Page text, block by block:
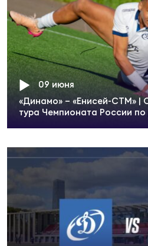
«Динамо» – «Енисей-СТМ» |
тура Чемпионата России по
09 июня